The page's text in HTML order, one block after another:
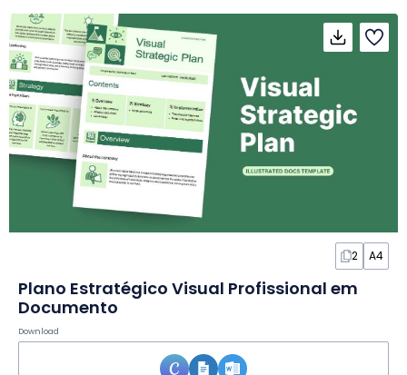
2 A4
Plano Estratégico Visual Profissional em
Documento
Download